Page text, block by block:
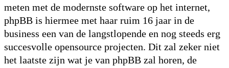
meten met de modernste software op het internet,
phpBB is hiermee met haar ruim 16 jaar in de
business een van de langstlopende en nog steeds erg
succesvolle opensource projecten. Dit zal zeker niet
het laatste zijn wat je van phpBB zal horen, de